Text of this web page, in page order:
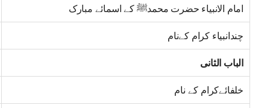
امام الانبیاء حضرت محمدﷺ کے اسمائے مبارک
چندانبیاء کرام کےنام
الباب الثانی
خلفائےکرام کے نام